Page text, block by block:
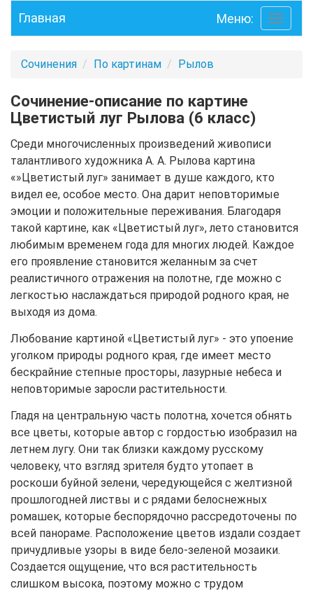
Toggle
Главная Меню:
Сочинения По картинам Рылов
Сочинение-описание по картине
Цветистый луг Рылова (6 класс)
Среди многочисленных произведений живописи
талантливого художника А. А. Рылова картина
«»Цветистый луг» занимает в душе каждого, кто
видел ее, особое место. Она дарит неповторимые
эмоции и положительные переживания. Благодаря
такой картине, как «Цветистый луг», лето становится
любимым временем года для многих людей. Каждое
его проявление становится желанным за счет
реалистичного отражения на полотне, где можно с
легкостью наслаждаться природой родного края, не
выходя из дома.
Любование картиной «Цветистый луг» - это упоение
уголком природы родного края, где имеет место
бескрайние степные просторы, лазурные небеса и
неповторимые заросли растительности.
Гладя на центральную часть полотна, хочется обнять
все цветы, которые автор с гордостью изобразил на
летнем лугу. Они так близки каждому русскому
человеку, что взгляд зрителя будто утопает в
роскоши буйной зелени, чередующейся с желтизной
прошлогодней листвы и с рядами белоснежных
ромашек, которые беспорядочно рассредоточены по
всей панораме. Расположение цветов издали создает
причудливые узоры в виде бело-зеленой мозаики.
Создается ощущение, что вся растительность
слишком высока, поэтому можно с трудом